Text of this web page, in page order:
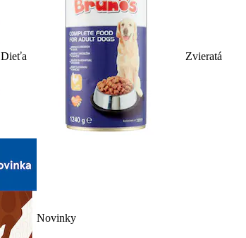
Dieťa Zvieratá
Novinky